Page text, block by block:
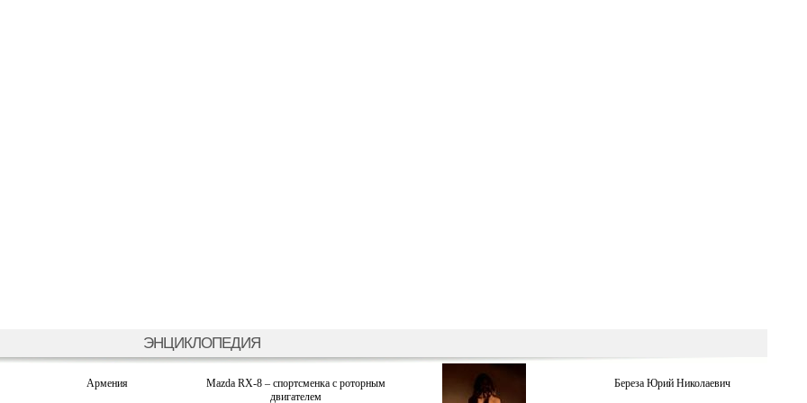
ЭНЦИКЛОПЕДИЯ
Армения
Mazda RX-8 – спортсменка с роторным
двигателем
Береза ​​Юрий Николаевич